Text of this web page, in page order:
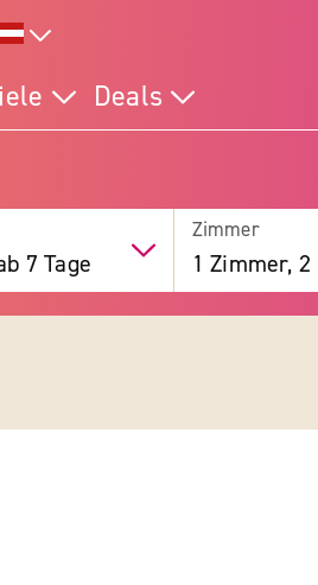
Deals
7 Tage
Zimmer
1 Zimmer,